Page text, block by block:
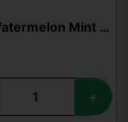
ZYN Watermelon Mint Slim S2
+